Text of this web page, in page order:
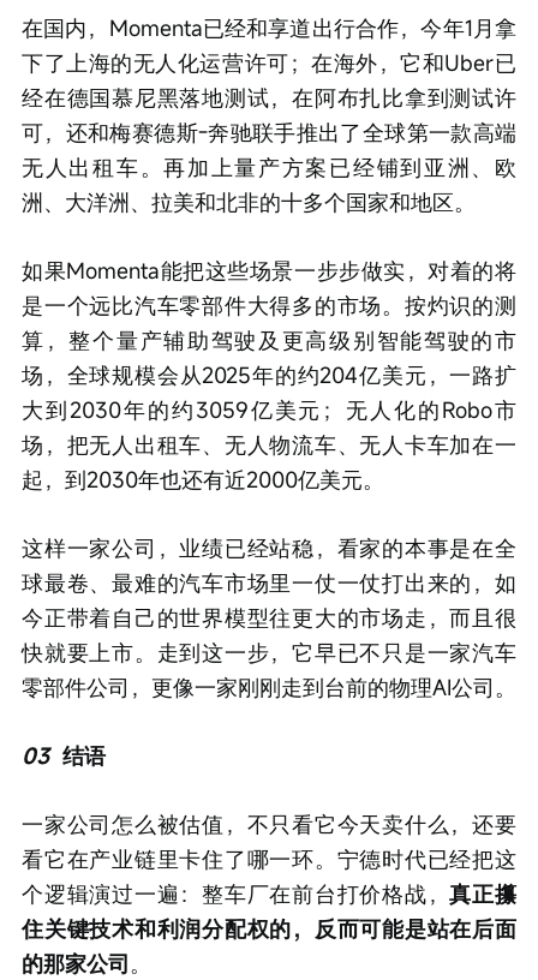
在国内，Momenta已经和享道出行合作，今年1月拿
下了上海的无人化运营许可；在海外，它和Uber已
经在德国慕尼黑落地测试，在阿布扎比拿到测试许
可，还和梅赛德斯-奔驰联手推出了全球第一款高端
无人出租车。再加上量产方案已经铺到亚洲、欧
洲、大洋洲、拉美和北非的十多个国家和地区。
如果Momenta能把这些场景一步步做实，对着的将
是一个远比汽车零部件大得多的市场。按灼识的测
算，整个量产辅助驾驶及更高级别智能驾驶的市
场，全球规模会从2025年的约204亿美元，一路扩
大到2030年的约3059亿美元；无人化的Robo市
场，把无人出租车、无人物流车、无人卡车加在一
起，到2030年也还有近2000亿美元。
这样一家公司，业绩已经站稳，看家的本事是在全
球最卷、最难的汽车市场里一仗一仗打出来的，如
今正带着自己的世界模型往更大的市场走，而且很
快就要上市。走到这一步，它早已不只是一家汽车
零部件公司，更像一家刚刚走到台前的物理AI公司。
03 结语
一家公司怎么被估值，不只看它今天卖什么，还要
看它在产业链里卡住了哪一环。宁德时代已经把这
个逻辑演过一遍：整车厂在前台打价格战，真正攥
住关键技术和利润分配权的，反而可能是站在后面
的那家公司。